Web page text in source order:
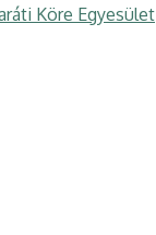
Köre Egyesület